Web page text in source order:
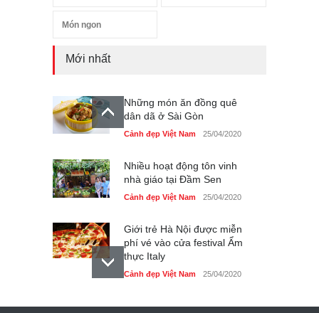
Món ngon
Mới nhất
Những món ăn đồng quê
dân dã ở Sài Gòn
Cảnh đẹp Việt Nam 25/04/2020
Nhiều hoạt động tôn vinh
nhà giáo tại Đầm Sen
Cảnh đẹp Việt Nam 25/04/2020
Giới trẻ Hà Nội được miễn
phí vé vào cửa festival Ẩm
thực Italy
Cảnh đẹp Việt Nam 25/04/2020
Tam giác mạch khoe sắc